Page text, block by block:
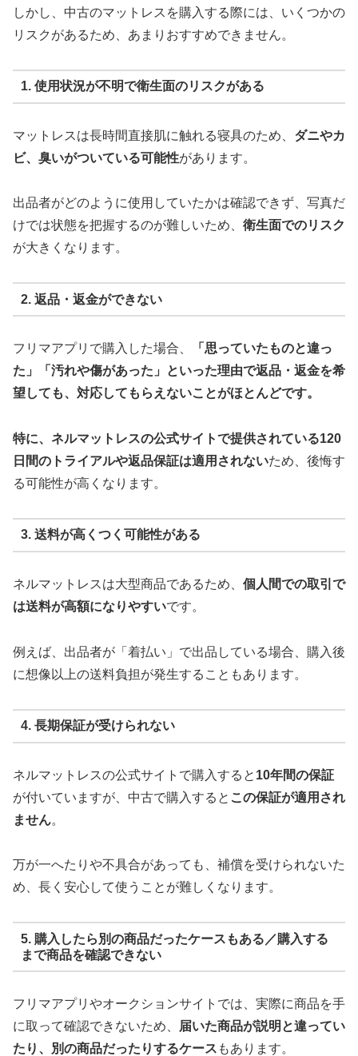
しかし、中古のマットレスを購入する際には、いくつかの
リスクがあるため、あまりおすすめできません。
1. 使用状況が不明で衛生面のリスクがある
マットレスは長時間直接肌に触れる寝具のため、 ダニやカ
ビ、臭いがついている可能性があります。
出品者がどのように使用していたかは確認できず、写真だ
けでは状態を把握するのが難しいため、 衛生面でのリスク
が大きくなります。
2. 返品・返金ができない
フリマアプリで購入した場合、
「思っていたものと違っ
た」「汚れや傷があった」といった理由で返品・返金を希
望しても、対応してもらえないことがほとんどです。
特に、ネルマットレスの公式サイトで提供されている120
日間のトライアルや返品保証は適用されないため、後悔す
る可能性が高くなります。
3. 送料が高くつく可能性がある
ネルマットレスは大型商品であるため、 個人間での取引で
は送料が高額になりやすいです。
例えば、出品者が「着払い」で出品している場合、購入後
に想像以上の送料負担が発生することもあります。
4. 長期保証が受けられない
ネルマットレスの公式サイトで購入すると 10年間の保証
が付いていますが、中古で購入すると この保証が適用され
ません。
万が一へたりや不具合があっても、補償を受けられないた
め、長く安心して使うことが難しくなります。
5. 購入したら別の商品だったケースもある／購入する
まで商品を確認できない
フリマアプリやオークションサイトでは、実際に商品を手
に取って確認できないため、
届いた商品が説明と違ってい
たり、別の商品だったりするケース もあります。